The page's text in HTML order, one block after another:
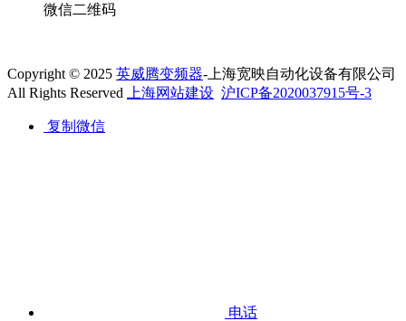
微信二维码
Copyright © 2025 英威腾变频器-上海宽映自动化设备有限公司
All Rights Reserved
上海网站建设 沪ICP备2020037915号-3
复制微信
电话